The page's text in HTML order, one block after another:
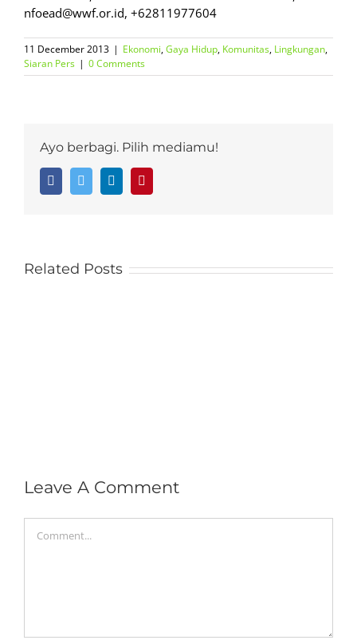
nfoead@wwf.or.id, +62811977604
11 December 2013 | Ekonomi,Gaya Hidup, Komunitas, Lingkungan,
Siaran Pers | 0 Comments
Ayo berbagi. Pilih mediamu!
FacebookTwitter LinkedIn
Related Posts
Leave A Comment